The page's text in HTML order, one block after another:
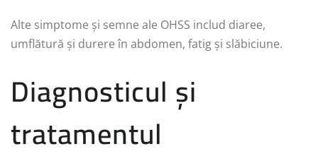
Alte simptome și semne ale OHSS includ diaree,
umflătură și durere în abdomen, fatig și slăbiciune.
Diagnosticul și
tratamentul